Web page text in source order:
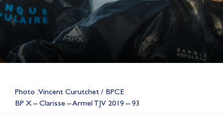
Photo : Vincent Curutchet / BPCE
BP X – Clarisse – Armel TJV 2019 – 93
Beach, sur le plan d'eau des
Jeux Olympiques 2028